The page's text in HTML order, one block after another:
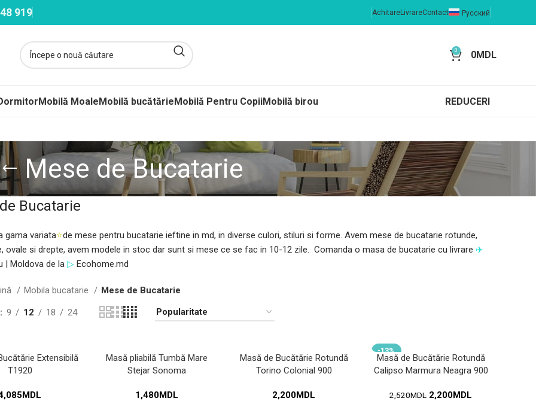
919 AchitareLivrareContact Русский
0 0MDL
Saltele Subțiri
Împachetate
Copii
Mobilă MoaleMobilă bucătărieMobilă Pentru CopiiMobilă birou REDUCERI
Mese de Bucatarie
Bucatarie
gama variata⭐de mese pentru bucatarie ieftine in md, in diverse culori, stiluri si forme. Avem mese de bucatarie rotunde,
ovale si drepte, avem modele in stoc dar sunt si mese ce se fac in 10-12 zile. Comanda o masa de bucatarie cu livrare ✈️
| Moldova de la ▷ Ecohome.md
Mobila bucatarie Mese de Bucatarie
9 12 18 24
Extensibilă
T1920
MDL
Masă pliabilă Tumbă Mare
Stejar Sonoma
1,480MDL
Masă de Bucătărie Rotundă
Torino Colonial 900
2,200MDL
-13%
Masă de Bucătărie Rotundă
Calipso Marmura Neagra 900
2,520MDL 2,200MDL